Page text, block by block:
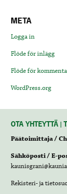
META
Logga in
Flöde för inlägg
Flöde för
WordPress.org
OTA YHTEYTTÄ |
Päätoimittaja /
Sähköposti / E-
Rekisteri- ja